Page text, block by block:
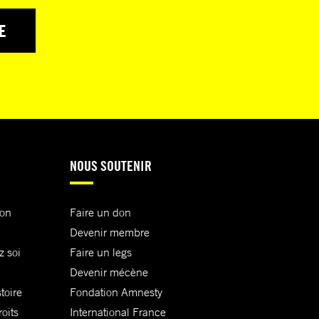
soi
NOUS SOUTENIR
Faire un don
Devenir membre
Faire un legs
Devenir mécène
Fondation Amnesty
International France